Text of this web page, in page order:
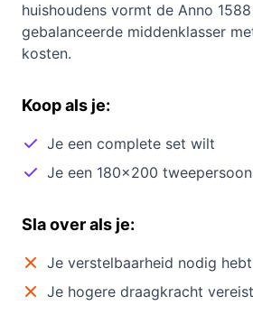
huishoudens vormt de Anno
gebalanceerde middenklasser
kosten.
Koop als je:
Je een complete set wilt
Je een 180×200
Sla over als je:
Je verstelbaarheid nodig hebt
Je hogere draagkracht vereist